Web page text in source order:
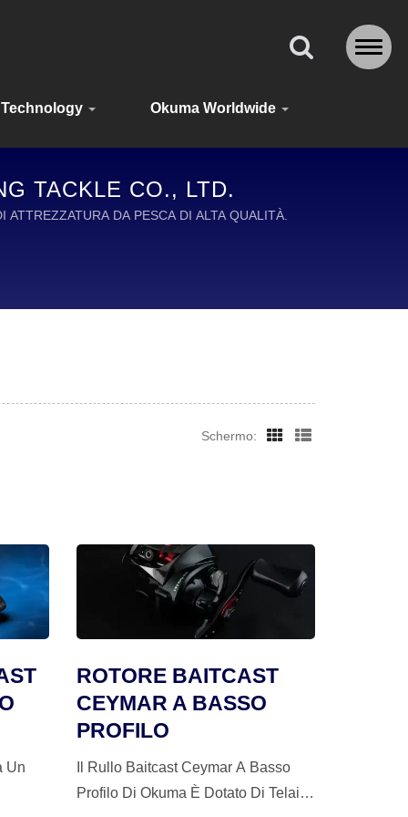
Technology Okuma Worldwide
TACKLE CO., LTD.
DA PESCA DI ALTA QUALITÀ.
Schermo:
Un
ROTORE BAITCAST
CEYMAR A BASSO
PROFILO
Il Rullo Baitcast Ceymar A Basso
Profilo Di Okuma È Dotato Di Telaio